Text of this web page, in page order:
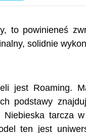
to powinieneś
solidnie
jest Roaming.
podstawy
tarcza
ten jest